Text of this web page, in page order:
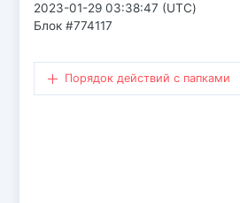
2023-01-29 03:38:47 (UTC)
Блок #774117
Порядок действий с папками